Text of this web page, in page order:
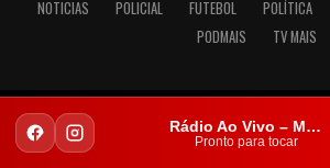
NOTICIAS POLICIAL FUTEBOL POLÍTICA
PODMAIS
TV MAIS
Copyright © 2023. Todos os direitosRádio Ao Vivo – Mais FM Iguatu
Pronto para tocar